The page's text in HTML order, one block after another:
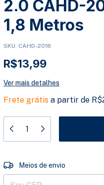
2.0 CAHD-
1,8 Metros
SKU: CAHD-2018
R$13,99
Ver mais detalhes
Frete grátis a partir de
Entregas para o CEP:
Meios de envio